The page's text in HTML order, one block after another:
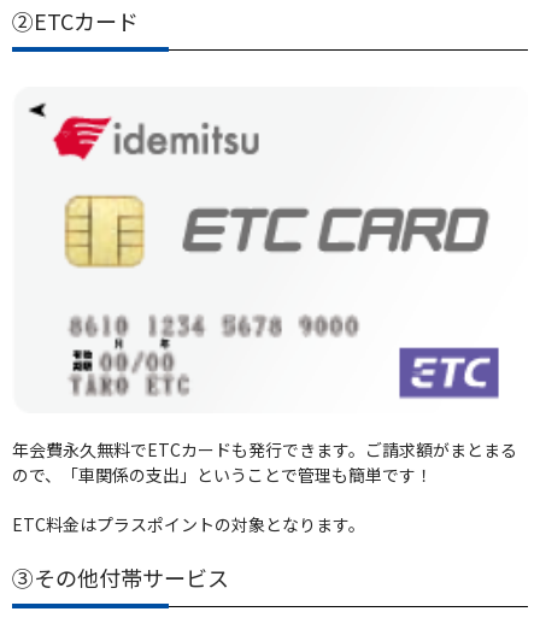
②ETCカード
年会費永久無料でETCカードも発行できます。ご請求額がまとまる
ので、「車関係の支出」ということで管理も簡単です！
ETC料金はプラスポイントの対象となります。
③その他付帯サービス